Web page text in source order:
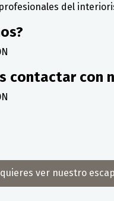
del
contactar con
ver nuestro